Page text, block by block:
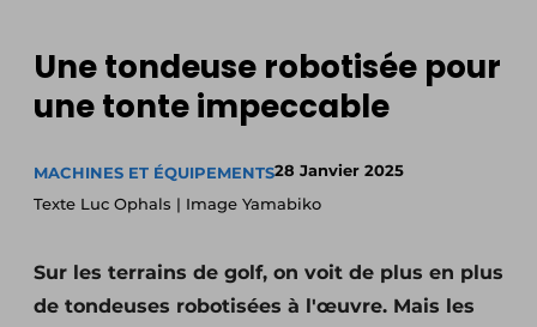
Une tondeuse robotisée pour
une tonte impeccable
MACHINES ET ÉQUIPEMENTS28 Janvier 2025
Texte Luc Ophals | Image Yamabiko
Sur les terrains de golf, on voit de plus en plus
de tondeuses robotisées à l'œuvre. Mais les